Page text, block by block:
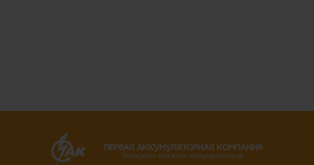
ПЕРВАЯ АККУМУЛЯТОРНАЯ КОМПАНИЯ
Интернет-магазин аккумуляторов